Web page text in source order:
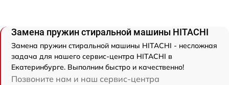
Замена пружин стиральной машины HITACHI
Замена пружин стиральной машины HITACHI - несложная
задача для нашего сервис-центра HITACHI в
Екатеринбурге. Выполним быстро и качественно!
Позвоните нам и наш сервис-центра